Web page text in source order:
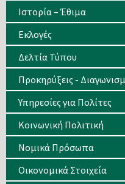
Ιστορία – Έθιμα
Eκλογές
Δελτία Τύπου
Προκηρύξεις -
Υπηρεσίες για Πολίτες
Κοινωνική Πολιτική
Νομικά Πρόσωπα
Οικονομικά Στοιχεία